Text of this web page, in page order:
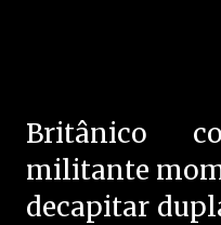
Britânico
militante
decapitar